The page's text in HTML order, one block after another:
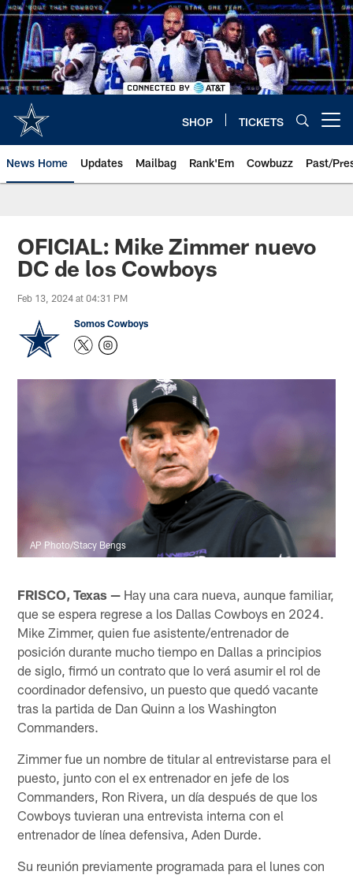
Skip
to
main
content
SHOP TICKETS
News Home Updates Mailbag Rank'Em Cowbuzz Past/
OFICIAL: Mike Zimmer nuevo
DC de los Cowboys
Feb 13, 2024 at 04:31 PM
Somos Cowboys
AP Photo/Stacy Bengs
FRISCO, Texas — Hay una cara nueva, aunque familiar,
que se espera regrese a los Dallas Cowboys en 2024.
Mike Zimmer, quien fue asistente/entrenador de
posición durante mucho tiempo en Dallas a principios
de siglo, firmó un contrato que lo verá asumir el rol de
coordinador defensivo, un puesto que quedó vacante
tras la partida de Dan Quinn a los Washington
Commanders.
Zimmer fue un nombre de titular al entrevistarse para el
puesto, junto con el ex entrenador en jefe de los
Commanders, Ron Rivera, un día después de que los
Cowboys tuvieran una entrevista interna con el
entrenador de línea defensiva, Aden Durde.
Su reunión previamente programada para el lunes con